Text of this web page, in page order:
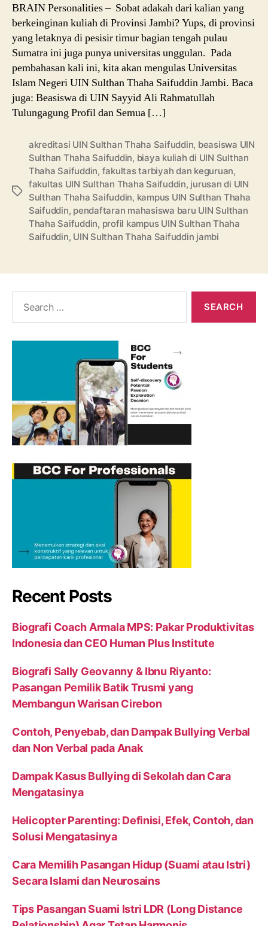
BRAIN Personalities – Sobat adakah dari kalian yang
berkeinginan kuliah di Provinsi Jambi? Yups, di provinsi
yang letaknya di pesisir timur bagian tengah pulau
Sumatra ini juga punya universitas unggulan. Pada
pembahasan kali ini, kita akan mengulas Universitas
Islam Negeri UIN Sulthan Thaha Saifuddin Jambi. Baca
juga: Beasiswa di UIN Sayyid Ali Rahmatullah
Tulungagung Profil dan Semua […]
Tags
akreditasi UIN Sulthan Thaha Saifuddin, beasiswa UIN
Sulthan Thaha Saifuddin, biaya kuliah di UIN Sulthan
Thaha Saifuddin, fakultas tarbiyah dan keguruan,
fakultas UIN Sulthan Thaha Saifuddin, jurusan di UIN
Sulthan Thaha Saifuddin, kampus UIN Sulthan Thaha
Saifuddin, pendaftaran mahasiswa baru UIN Sulthan
Thaha Saifuddin, profil kampus UIN Sulthan Thaha
Saifuddin, UIN Sulthan Thaha Saifuddin jambi
Recent Posts
Biografi Coach Armala MPS: Pakar Produktivitas
Indonesia dan CEO Human Plus Institute
Biografi Sally Geovanny & Ibnu Riyanto:
Pasangan Pemilik Batik Trusmi yang
Membangun Warisan Cirebon
Contoh, Penyebab, dan Dampak Bullying Verbal
dan Non Verbal pada Anak
Dampak Kasus Bullying di Sekolah dan Cara
Mengatasinya
Helicopter Parenting: Definisi, Efek, Contoh, dan
Solusi Mengatasinya
Cara Memilih Pasangan Hidup (Suami atau Istri)
Secara Islami dan Neurosains
Tips Pasangan Suami Istri LDR (Long Distance